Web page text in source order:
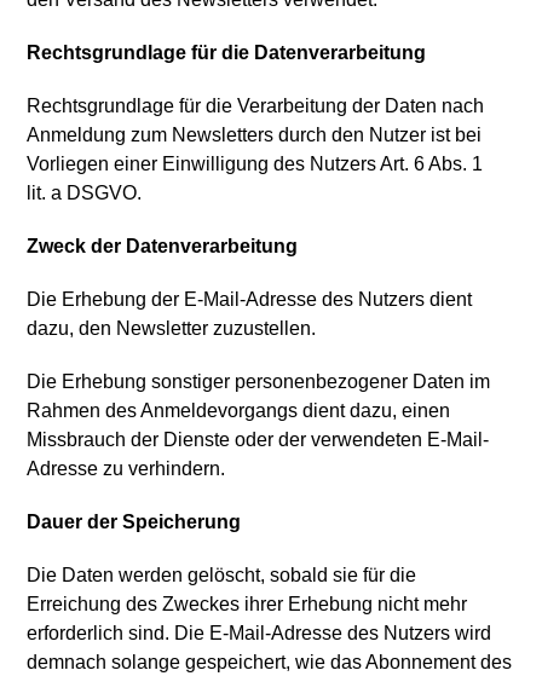
Rechtsgrundlage für die Datenverarbeitung
Rechtsgrundlage für die Verarbeitung der Daten nach
Anmeldung zum Newsletters durch den Nutzer ist bei
Vorliegen einer Einwilligung des Nutzers Art. 6 Abs. 1
lit. a DSGVO.
Zweck der Datenverarbeitung
Die Erhebung der E-Mail-Adresse des Nutzers dient
dazu, den Newsletter zuzustellen.
Die Erhebung sonstiger personenbezogener Daten im
Rahmen des Anmeldevorgangs dient dazu, einen
Missbrauch der Dienste oder der verwendeten E-Mail-
Adresse zu verhindern.
Dauer der Speicherung
Die Daten werden gelöscht, sobald sie für die
Erreichung des Zweckes ihrer Erhebung nicht mehr
erforderlich sind. Die E-Mail-Adresse des Nutzers wird
demnach solange gespeichert, wie das Abonnement des